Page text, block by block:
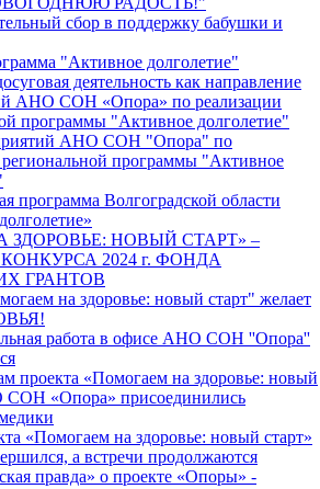
сбор в поддержку бабушки и
"Активное долголетие"
деятельность как направление
АНО СОН «Опора» по реализации
программы "Активное долголетие"
АНО СОН "Опора" по
региональной программы "Активное
программа Волгоградской области
ЗДОРОВЬЕ: НОВЫЙ СТАРТ» –
2024 г. ФОНДА
ГРАНТОВ
на здоровье: новый старт" желает
работа в офисе АНО СОН ''Опора''
проекта «Помогаем на здоровье: новый
СОН «Опора» присоединились
«Помогаем на здоровье: новый старт»
а встречи продолжаются
правда» о проекте «Опоры» -